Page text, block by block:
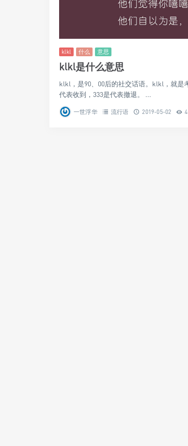
klkl 什么 意思
klkl是什么意思
klkl，是90、00后的社交话语。klkl，就是
代表收到，333是代表撤退。 ...
一世浮华 流行语 2019-05-02